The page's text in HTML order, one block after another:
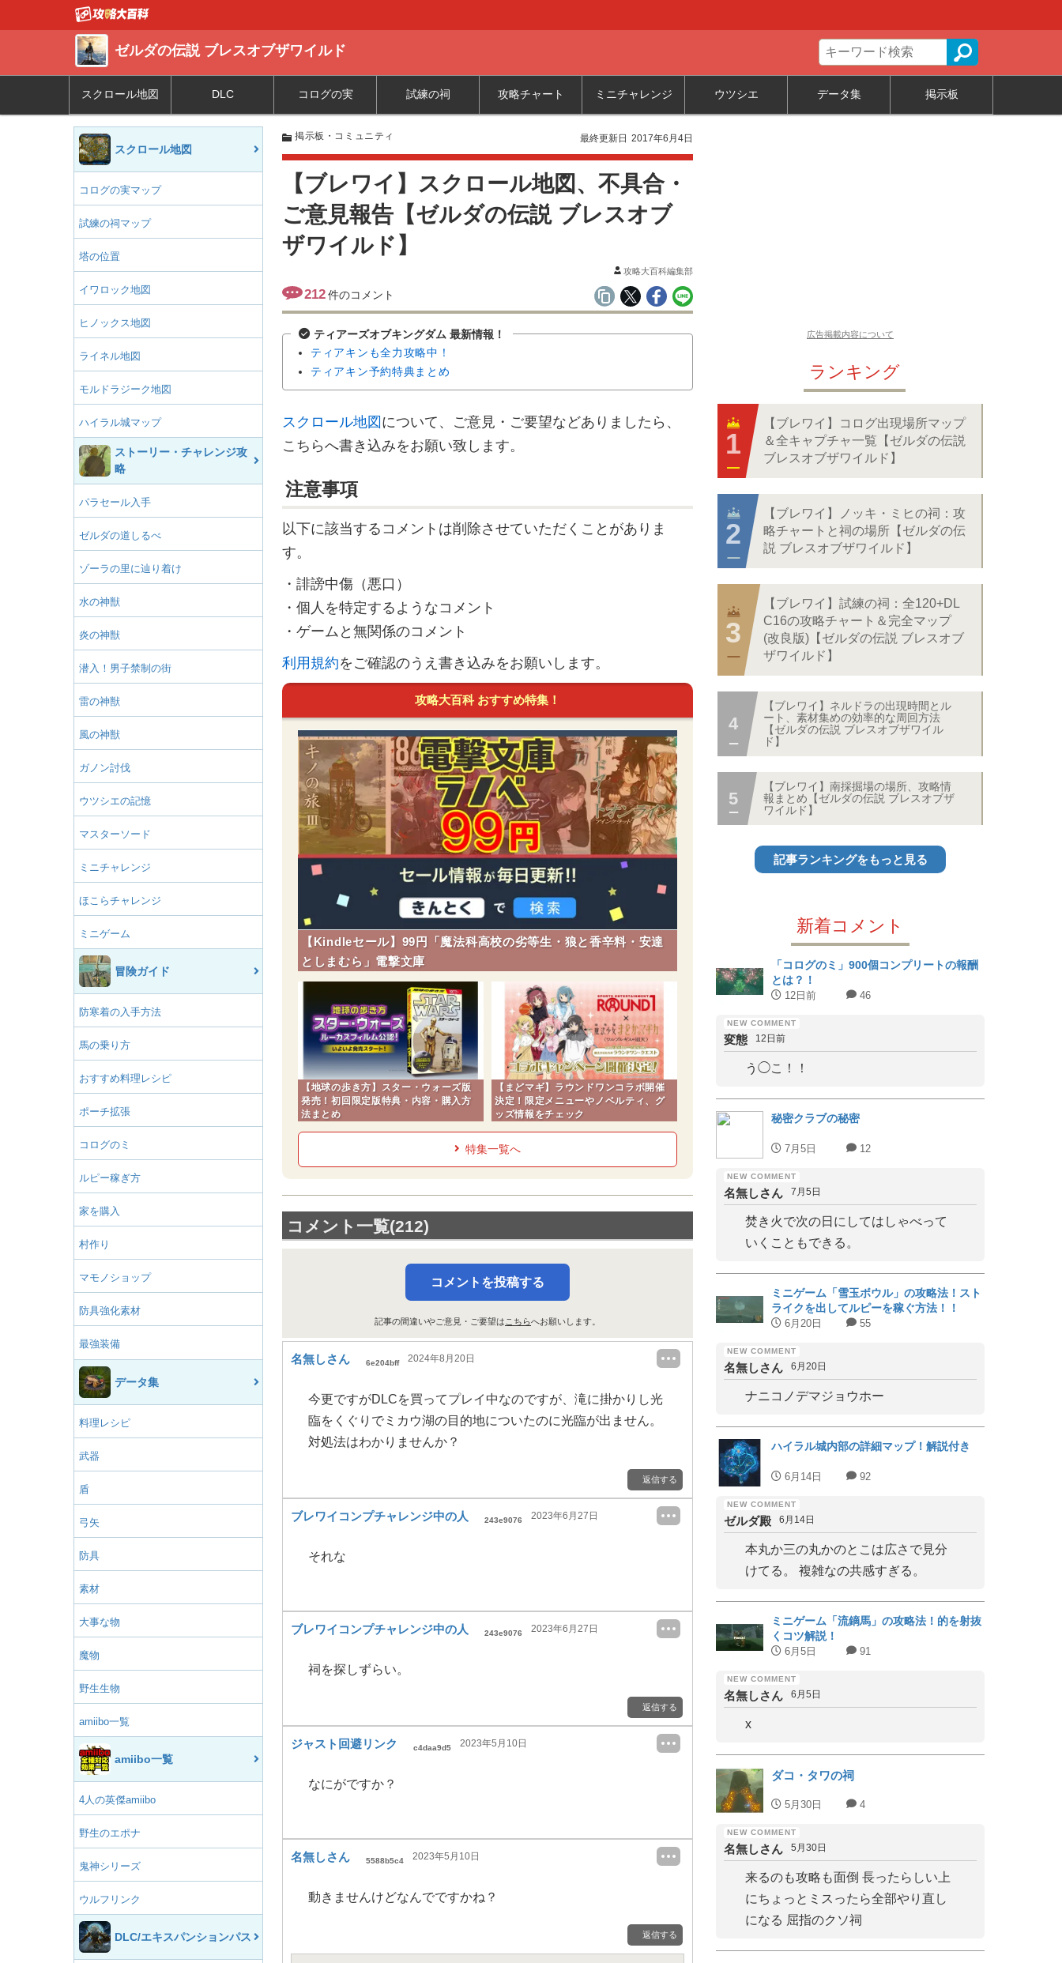
ゼルダの伝説 ブレスオブザワイルド
スクロール地図 DLC コログの実 試練の祠 攻略チャート ミニチャレンジ ウツシエ データ集 掲示板
スクロール地図
コログの実マップ
試練の祠マップ
塔の位置
イワロック地図
ヒノックス地図
ライネル地図
モルドラジーク地図
ハイラル城マップ
ストーリー・チャレンジ攻
略
パラセール入手
ゼルダの道しるべ
ゾーラの里に辿り着け
水の神獣
炎の神獣
潜入！男子禁制の街
雷の神獣
風の神獣
ガノン討伐
ウツシエの記憶
マスターソード
ミニチャレンジ
ほこらチャレンジ
ミニゲーム
冒険ガイド
防寒着の入手方法
馬の乗り方
おすすめ料理レシピ
ポーチ拡張
コログのミ
ルピー稼ぎ方
家を購入
村作り
マモノショップ
防具強化素材
最強装備
データ集
料理レシピ
武器
盾
弓矢
防具
素材
大事な物
魔物
野生生物
amiibo一覧
amiibo一覧
4人の英傑amiibo
野生のエポナ
鬼神シリーズ
ウルフリンク
DLC/エキスパンションパス
掲示板・コミュニティ 最終更新日 2017年6月4日
【ブレワイ】スクロール地図、不具合・
ご意見報告【ゼルダの伝説 ブレスオブ
ザワイルド】
攻略大百科編集部
212件のコメント
ティアーズオブキングダム 最新情報！
ティアキンも全力攻略中！
ティアキン予約特典まとめ
スクロール地図 について、ご意見・ご要望などありましたら、
こちらへ書き込みをお願い致します。
注意事項
以下に該当するコメントは削除させていただくことがありま
す。
・誹謗中傷（悪口）
・個人を特定するようなコメント
・ゲームと無関係のコメント
利用規約をご確認のうえ書き込みをお願いします。
攻略大百科 おすすめ特集！
【Kindleセール】99円「魔法科高校の劣等生・狼と香辛料・安達
としまむら」電撃文庫
【地球の歩き方】スター・ウォーズ版
発売！初回限定版特典・内容・購入方
法まとめ
【まどマギ】ラウンドワンコラボ開催
決定！限定メニューやノベルティ、グ
ッズ情報をチェック
特集一覧へ
コメント一覧(212)
コメントを投稿する
記事の間違いやご意見・ご要望は こちらへお願いします。
名無しさん 6e204bff 2024年8月20日
今更ですがDLCを買ってプレイ中なのですが、滝に掛かりし光
臨をくぐりでミカウ湖の目的地についたのに光臨が出ません。
対処法はわかりませんか？
返信する
ブレワイコンプチャレンジ中の人 243e9076 2023年6月27日
それな
ブレワイコンプチャレンジ中の人 243e9076 2023年6月27日
祠を探しずらい。
返信する
ジャスト回避リンク c4daa9d5 2023年5月10日
なにがですか？
名無しさん 5588b5c4 2023年5月10日
動きませんけどなんでですかね？
返信する
広告掲載内容について
ランキング
【ブレワイ】コログ出現場所マップ
＆全キャプチャ一覧【ゼルダの伝説
ブレスオブザワイルド】
【ブレワイ】ノッキ・ミヒの祠：攻
略チャートと祠の場所【ゼルダの伝
説 ブレスオブザワイルド】
【ブレワイ】試練の祠：全120+DL
C16の攻略チャート＆完全マップ
(改良版)【ゼルダの伝説 ブレスオブ
ザワイルド】
【ブレワイ】ネルドラの出現時間とル
ート、素材集めの効率的な周回方法
【ゼルダの伝説 ブレスオブザワイル
ド】
【ブレワイ】南採掘場の場所、攻略情
報まとめ【ゼルダの伝説 ブレスオブザ
ワイルド】
記事ランキングをもっと見る
新着コメント
「コログのミ」900個コンプリートの報酬
とは？！
12日前 46
変態 12日前
う◯こ！！
秘密クラブの秘密
7月5日 12
名無しさん 7月5日
焚き火で次の日にしてはしゃべって
いくこともできる。
ミニゲーム「雪玉ボウル」の攻略法！スト
ライクを出してルピーを稼ぐ方法！！
6月20日 55
名無しさん 6月20日
ナニコノデマジョウホー
ハイラル城内部の詳細マップ！解説付き
6月14日 92
ゼルダ殿 6月14日
本丸か三の丸かのとこは広さで見分
けてる。 複雑なの共感すぎる。
ミニゲーム「流鏑馬」の攻略法！的を射抜
くコツ解説！
6月5日 91
名無しさん 6月5日
x
ダコ・タワの祠
5月30日 4
名無しさん 5月30日
来るのも攻略も面倒 長ったらしい上
にちょっとミスったら全部やり直し
になる 屈指のクソ祠